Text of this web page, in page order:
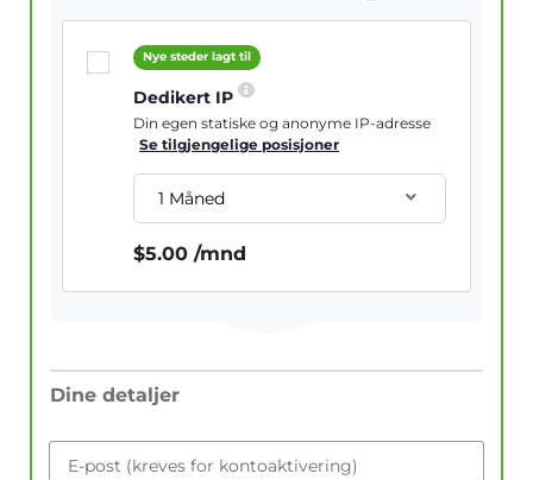
Nye steder lagt til
Dedikert IP
Din egen statiske og anonyme IP-adresse
Se tilgjengelige posisjoner
1 Måned
$5.00 /mnd
Dine detaljer
E-post (kreves for kontoaktivering)